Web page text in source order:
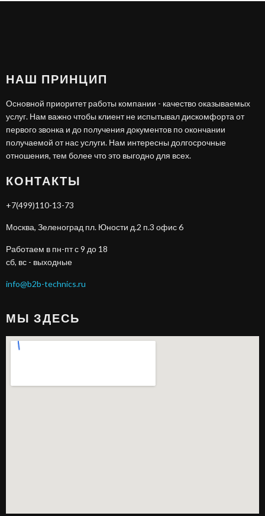
НАШ ПРИНЦИП
Основной приоритет работы компании - качество оказываемых
услуг. Нам важно чтобы клиент не испытывал дискомфорта от
первого звонка и до получения документов по окончании
получаемой от нас услуги. Нам интересны долгосрочные
отношения, тем более что это выгодно для всех.
КОНТАКТЫ
+7(499)110-13-73
Москва, Зеленоград пл. Юности д.2 п.3 офис 6
Работаем в пн-пт с 9 до 18
сб, вс - выходные
info@b2b-technics.ru
МЫ ЗДЕСЬ